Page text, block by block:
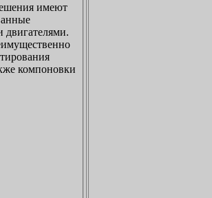
имеют
компоновки